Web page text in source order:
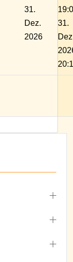
31.
Dez.
2026
31.